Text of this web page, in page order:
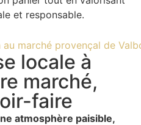
et responsable.
locale à
marché,
faire
atmosphère paisible,